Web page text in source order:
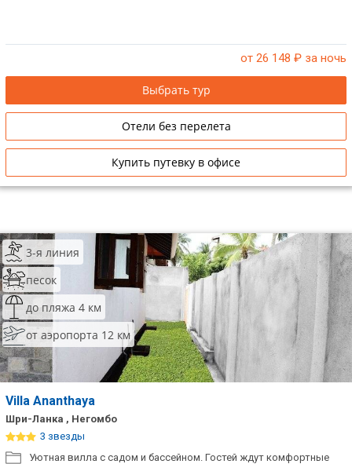
от 26 148 ₽ за ночь
Выбрать тур
Отели без перелета
Купить путевку в офисе
3-я линия
песок
до пляжа 4 км
от аэропорта 12 км
Villa Ananthaya
Шри-Ланка , Негомбо
3 звезды
Уютная вилла с садом и бассейном. Гостей ждут комфортные